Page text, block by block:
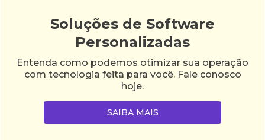
Soluções de Software
Personalizadas
Entenda como podemos otimizar sua operação
com tecnologia feita para você. Fale conosco
hoje.
SAIBA MAIS